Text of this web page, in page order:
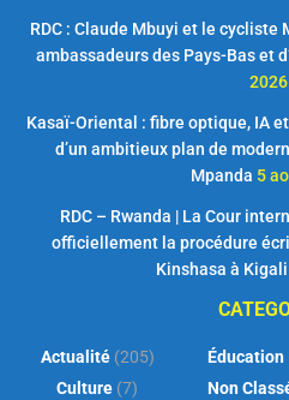
RDC : Claude Mbuyi et le
ambassadeurs des Pays-Bas et
2026
Kasaï-Oriental : fibre optique, IA
d’un ambitieux plan de
Mpanda 5
RDC – Rwanda | La Cour
officiellement la procédure
Kinshasa à Kigali
Actualité(205)
Culture (7)
Éducation
Non